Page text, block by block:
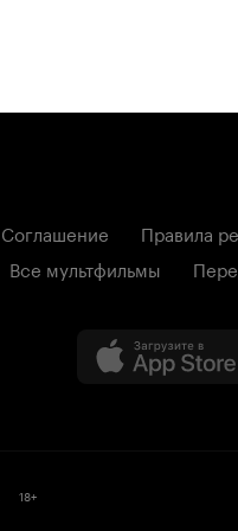
Соглашение Правила
Все мультфильмы
18+